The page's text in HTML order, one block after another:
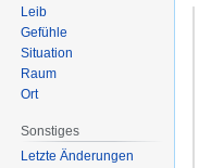
Leib
Gefühle
Situation
Raum
Ort
Sonstiges
Letzte Änderungen